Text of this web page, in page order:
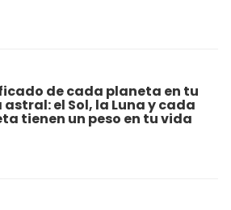
de cada planeta en tu
el Sol, la Luna y cada
tienen un peso en tu vida